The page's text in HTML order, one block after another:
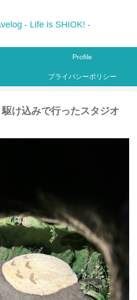
- Life is SHIOK! -
Profile
プライバシーポリシー
け込みで行ったスタジオ